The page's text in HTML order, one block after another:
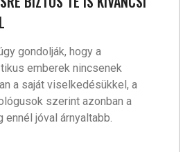
gondolják, hogy a
emberek nincsenek
a saját viselkedésükkel, a
szerint azonban a
ennél jóval árnyaltabb.